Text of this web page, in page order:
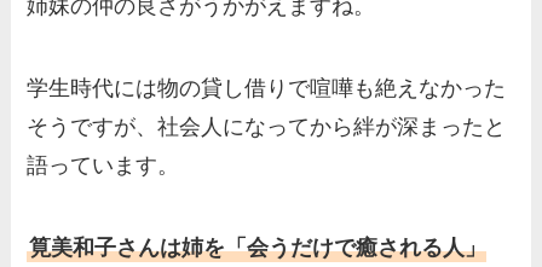
姉妹の仲の良さがうかがえますね。
学生時代には物の貸し借りで喧嘩も絶えなかった
そうですが、社会人になってから絆が深まったと
語っています。
筧美和子さんは姉を「会うだけで癒される人」